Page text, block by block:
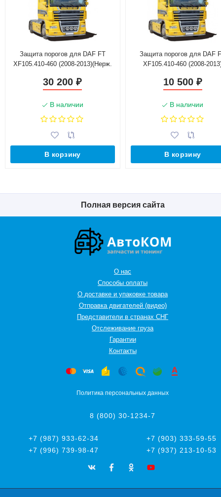
Защита порогов для DAF FT
XF105.410-460 (2008-2013)(Нерж.
30 200₽
В наличии
В корзину
Защита порогов для DAF
XF105.410-460 (2008-
10 500 ₽
В наличии
В корзину
Полная версия сайта
О нас
Способы оплаты
О доставке и упаковке товара
Отправка двигателей (видео)
Представители в странах СНГ
Oтслеживание груза
Гарантии
Контакты
Политика персональных данных
8 (800) 30-1234-7
+7 (987) 933-62-34
+7 (903) 333-59-55
+7 (996) 739-98-47
+7 (937) 213-10-53